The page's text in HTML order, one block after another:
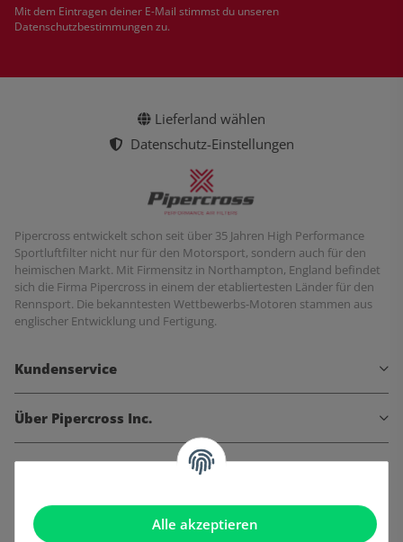
Alle akzeptieren
Mit dem Eintragen deiner E-Mail stimmst du unseren
Datenschutzbestimmungenzu.
Lieferland wählen
Datenschutz-Einstellungen
Pipercross entwickelt schon seit über 35 Jahren High Performance
Sportluftfilter nicht nur für den Motorsport, sondern auch für den
heimischen Markt. Mit Firmensitz in Northampton, England befindet
sich die Firma Pipercross in einem der etabliertesten Länder für den
Rennsport. Die bekanntesten Wettbewerbs-Motoren stammen aus
englischer Entwicklung und Fertigung.
Kundenservice
Über Pipercross Inc.
Informationen
Gesetzliche Informationen